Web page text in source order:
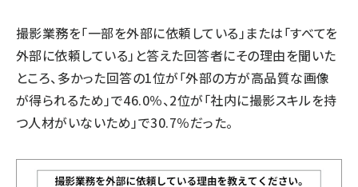
撮影業務を「一部を外部に依頼している」または「すべてを
外部に依頼している」と答えた回答者にその理由を聞いた
ところ、多かった回答の1位が「外部の方が高品質な画像
が得られるため」で46.0％、2位が「社内に撮影スキルを持
つ人材がいないため」で30.7％だった。